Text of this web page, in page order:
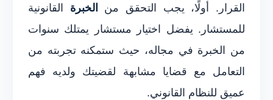
القرار. أولًا، يجب التحقق من
الخبرة القانونية
للمستشار. يفضل اختيار مستشار يمتلك سنوات
من الخبرة في مجاله، حيث ستمكنه تجربته من
التعامل مع قضايا مشابهة لقضيتك ولديه فهم
عميق للنظام القانوني.